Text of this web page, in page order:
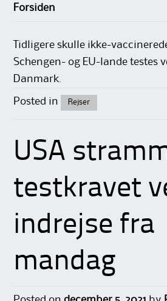
Forsiden
Tidligere skulle ikke-
Schengen- og EU-lande testes
Danmark.
Posted in Rejser
USA
testkravet
indrejse fra
mandag